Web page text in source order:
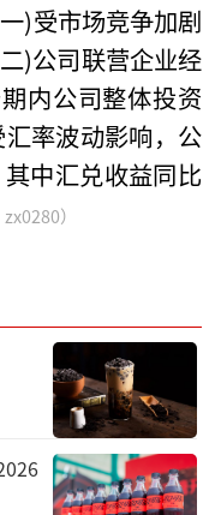
)受市场竞争加剧
)公司联营企业经
内公司整体投资
率波动影响，公
中汇兑收益同比
）